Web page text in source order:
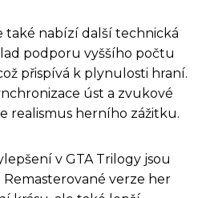
také nabízí další technická
podporu vyššího počtu
přispívá k plynulosti hraní.
úst a zvukové
realismus herního zážitku.
v GTA Trilogy jsou
verze her